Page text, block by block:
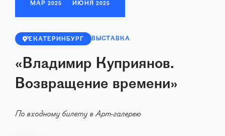
МАР 2025 ИЮНЯ 2025
ЕКАТЕРИНБУРГ ВЫСТАВКА
«Владимир Куприянов.
Возвращение времени»
По входному билету в Арт-галерею